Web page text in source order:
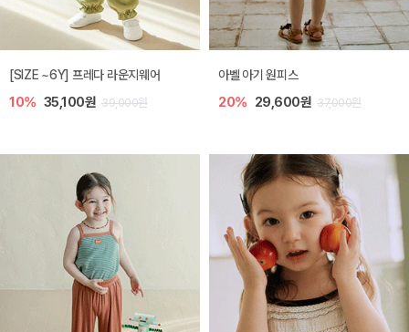
[SIZE ~6Y] 프레다 라운지웨어
10% 35,100원 39,000원
아벨 아기 원피스
20% 29,600원 37,000원